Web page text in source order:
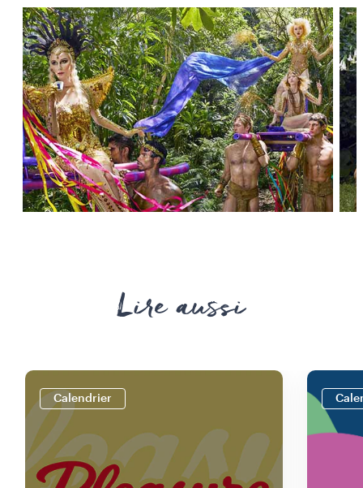
Lire aussi
Calendrier